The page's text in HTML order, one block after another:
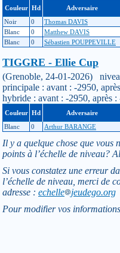
Couleur Hd Adversaire
Noir
0 Thomas DAVIS
Blanc
0 Matthew DAVIS
Blanc
0 Sébastien POUPPEVILLE
TIGGRE - Ellie Cup
(Grenoble, 24-01-2026)
principale : avant : -2950,
hybride : avant : -2950, après
Couleur Hd Adversaire
Blanc
0 Arthur BARANGE
Il y a quelque chose que vous
points à l’échelle de niveau?
Si vous constatez une erreur
l’échelle de niveau, merci de
adresse : echelle
jeudego.org
Pour modifier vos